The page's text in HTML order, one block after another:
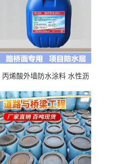
丙烯酸外墙防水涂料 水性沥
厂家